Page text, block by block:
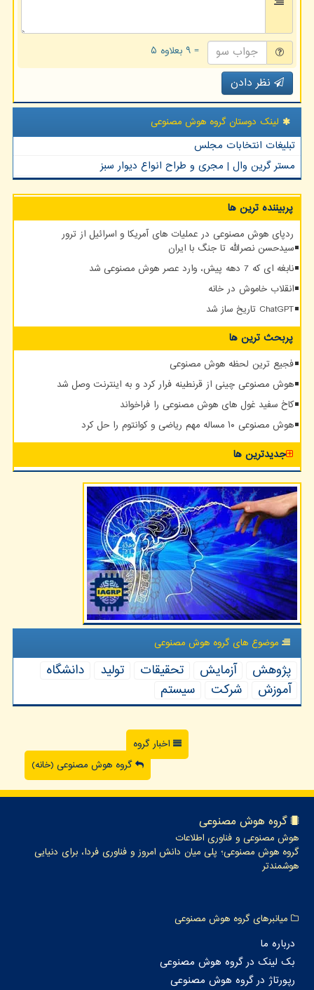
= ۹ بعلاوه ۵
نظر دادن
لینک دوستان گروه هوش مصنوعی
تبلیغات انتخابات مجلس
مستر گرین وال | مجری و طراح انواع دیوار سبز
پربیننده ترین ها
ردپای هوش مصنوعی در عملیات های آمریکا و اسرائیل از ترور
سیدحسن نصرالله تا جنگ با ایران
نابغه ای که 7 دهه پیش، وارد عصر هوش مصنوعی شد
انقلاب خاموش در خانه
ChatGPT تاریخ ساز شد
پربحث ترین ها
فجیع ترین لحظه هوش مصنوعی
هوش مصنوعی چینی از قرنطینه فرار کرد و به اینترنت وصل شد
کاخ سفید غول های هوش مصنوعی را فراخواند
هوش مصنوعی ۱۰ مساله مهم ریاضی و کوانتوم را حل کرد
جدیدترین ها
موضوع های گروه هوش مصنوعی
پژوهش آزمایش تحقیقات تولید
دانشگاه
آموزش
شركت سیستم
اخبار گروه
گروه هوش مصنوعی (خانه)
گروه هوش مصنوعی
هوش مصنوعی و فناوری اطلاعات
گروه هوش مصنوعی؛ پلی میان دانش امروز و فناوری فردا، برای دنیایی
هوشمندتر
میانبرهای گروه هوش مصنوعی
درباره ما
بک لینک در گروه هوش مصنوعی
رپورتاژ در گروه هوش مصنوعی